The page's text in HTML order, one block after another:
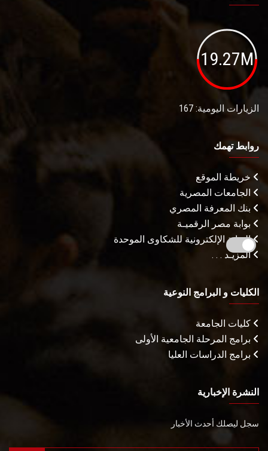
19.27M
الزيارات اليومية: 167
روابط تهمك
خريطة الموقع
الجامعات المصرية
بنك المعرفة المصري
بوابة مصر الرقميـة
البوابة الإلكترونية للشكاوى الموحدة
المزيـد . . .
الكليات و البرامج النوعية
كليات الجامعة
برامج المرحلة الجامعية الأولى
برامج الدراسات العليا
النشرة الإخبارية
سجل ليصلك أحدث الأخبار